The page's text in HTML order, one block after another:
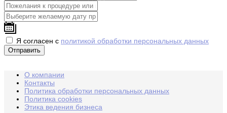
Я согласен с политикой обработки персональных данных
О компании
Контакты
Политика обработки персональных данных
Политика cookies
Этика ведения бизнеса